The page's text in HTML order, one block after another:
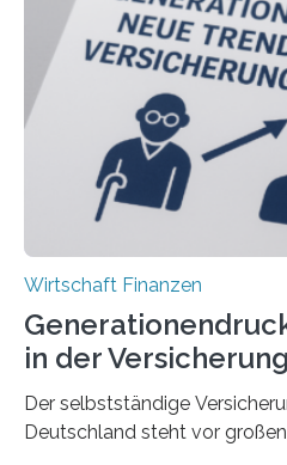
Wirtschaft Finanzen
in der
Der selbstständige
Deutschland steht vor